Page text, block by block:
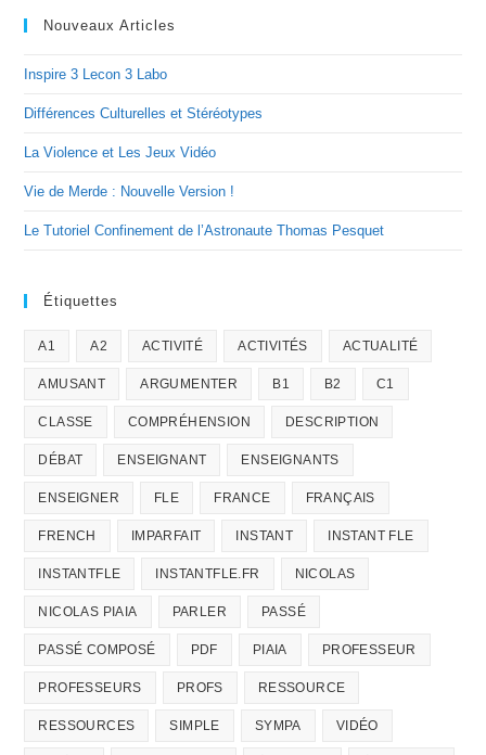
Nouveaux Articles
Inspire 3 Lecon 3 Labo
Différences Culturelles et Stéréotypes
La Violence et Les Jeux Vidéo
Vie de Merde : Nouvelle Version !
Le Tutoriel Confinement de l’Astronaute Thomas Pesquet
Étiquettes
A1 A2 ACTIVITÉ ACTIVITÉS ACTUALITÉ
AMUSANT ARGUMENTER B1 B2 C1
CLASSE COMPRÉHENSION DESCRIPTION
DÉBAT ENSEIGNANT ENSEIGNANTS
ENSEIGNER FLE FRANCE FRANÇAIS
FRENCH IMPARFAIT INSTANT INSTANT FLE
INSTANTFLE INSTANTFLE.FR NICOLAS
NICOLAS PIAIA PARLER PASSÉ
PASSÉ COMPOSÉ PDF PIAIA PROFESSEUR
PROFESSEURS PROFS RESSOURCE
RESSOURCES SIMPLE SYMPA VIDÉO